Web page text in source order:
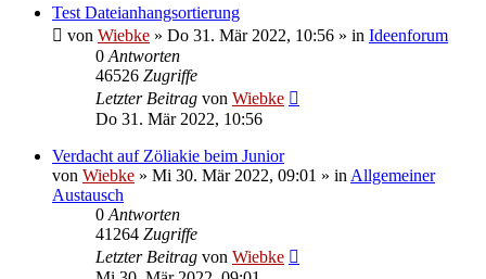
Test Dateianhangsortierung
von Wiebke » Do 31. Mär 2022, 10:56 » in Ideenforum
0Antworten
46526 Zugriffe
Letzter Beitrag von Wiebke
Do 31. Mär 2022, 10:56
Verdacht auf Zöliakie beim Junior
von Wiebke » Mi 30. Mär 2022, 09:01 » inAllgemeiner
Austausch
0Antworten
41264 Zugriffe
Letzter Beitrag von Wiebke